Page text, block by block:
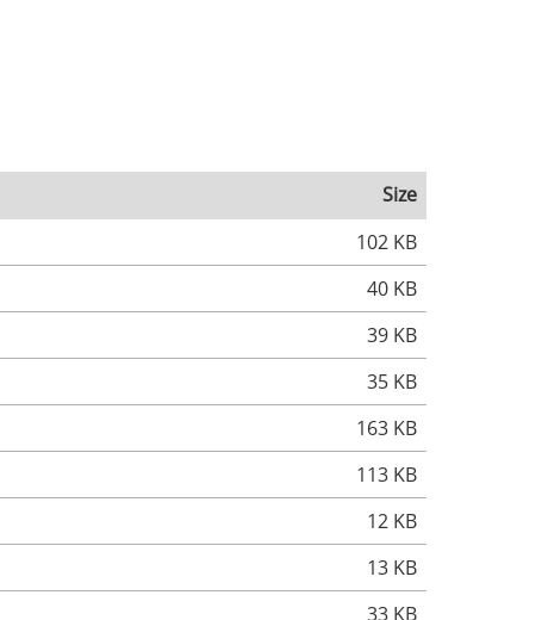
Size
102 KB
40 KB
39 KB
35 KB
163 KB
113 KB
12 KB
13 KB
33 KB